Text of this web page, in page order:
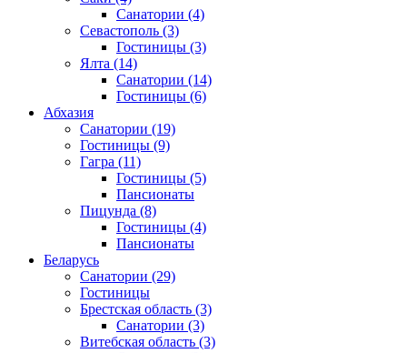
Санатории (4)
Севастополь (3)
Гостиницы (3)
Ялта (14)
Санатории (14)
Гостиницы (6)
Абхазия
Санатории (19)
Гостиницы (9)
Гагра (11)
Гостиницы (5)
Пансионаты
Пицунда (8)
Гостиницы (4)
Пансионаты
Беларусь
Санатории (29)
Гостиницы
Брестская область (3)
Санатории (3)
Витебская область (3)